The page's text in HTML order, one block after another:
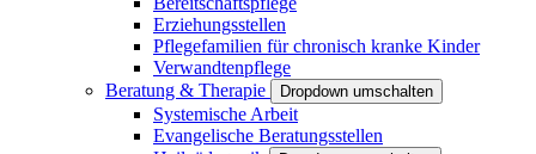
Erziehungsstellen
Pflegefamilien für chronisch kranke Kinder
Verwandtenpflege
Beratung & Therapie
Dropdown umschalten
Systemische Arbeit
Evangelische Beratungsstellen